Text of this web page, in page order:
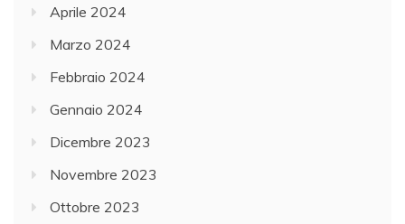
Aprile 2024
Marzo 2024
Febbraio 2024
Gennaio 2024
Dicembre 2023
Novembre 2023
Ottobre 2023